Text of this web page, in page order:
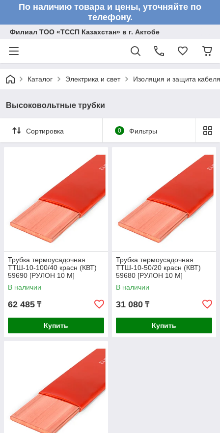
По наличию товара и цены, уточняйте по
телефону.
Филиал ТОО «ТССП Казахстан» в г. Актобе
Каталог Электрика и свет Изоляция и защита кабеля
Высоковольтные трубки
Сортировка 0 Фильтры
Трубка термоусадочная
ТТШ-10-100/40 красн (КВТ)
59690 [РУЛОН 10 М]
В наличии
62 485 ₸
Купить
Трубка термоусадочная
ТТШ-10-50/20 красн (КВТ)
59680 [РУЛОН 10 М]
В наличии
31 080 ₸
Купить